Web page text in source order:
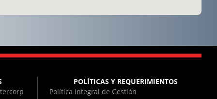
POLÍTICAS Y REQUERIMIENTOS
Política Integral de Gestión